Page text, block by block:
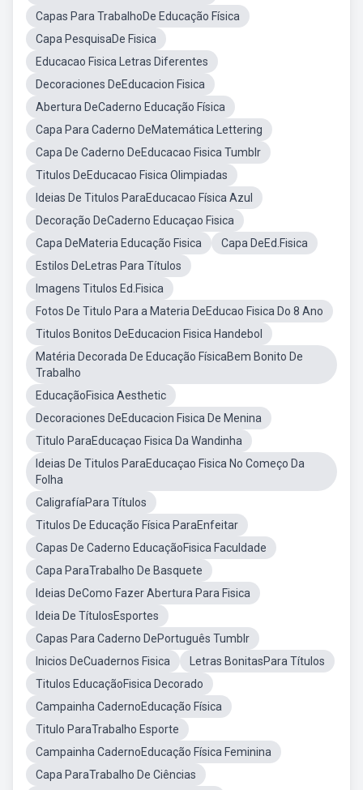
Capas Para TrabalhoDe Educação Física
Capa PesquisaDe Fisica
Educacao Fisica Letras Diferentes
Decoraciones DeEducacion Fisica
Abertura DeCaderno Educação Física
Capa Para Caderno DeMatemática Lettering
Capa De Caderno DeEducacao Fisica Tumblr
Titulos DeEducacao Fisica Olimpiadas
Ideias De Titulos ParaEducacao Física Azul
Decoração DeCaderno Educaçao Fisica
Capa DeMateria Educação Fisica
Capa DeEd.Fisica
Estilos DeLetras Para Títulos
Imagens Titulos Ed.Fisica
Fotos De Titulo Para a Materia DeEducao Fisica Do 8 Ano
Titulos Bonitos DeEducacion Fisica Handebol
Matéria Decorada De Educação FísicaBem Bonito De
Trabalho
EducaçãoFisica Aesthetic
Decoraciones DeEducacion Fisica De Menina
Titulo ParaEducaçao Fisica Da Wandinha
Ideias De Titulos ParaEducaçao Fisica No Começo Da
Folha
CaligrafíaPara Títulos
Titulos De Educação Física ParaEnfeitar
Capas De Caderno EducaçãoFisica Faculdade
Capa ParaTrabalho De Basquete
Ideias DeComo Fazer Abertura Para Fisica
Ideia De TítulosEsportes
Capas Para Caderno DePortuguês Tumblr
Inicios DeCuadernos Fisica
Letras BonitasPara Títulos
Titulos EducaçãoFisica Decorado
Campainha CadernoEducação Física
Titulo ParaTrabalho Esporte
Campainha CadernoEducação Física Feminina
Capa ParaTrabalho De Ciências